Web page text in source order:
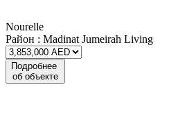
Nourelle
Район : Madinat Jumeirah Living
Подробнее
об объекте